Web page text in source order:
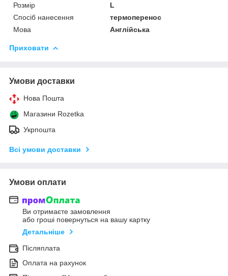
Розмір
L
Спосіб нанесення
термоперенос
Мова
Англійська
Приховати
Умови доставки
Нова Пошта
Магазини Rozetka
Укрпошта
Всі умови доставки
Умови оплати
Ви отримаєте замовлення
або гроші повернуться на вашу картку
Детальніше
Післяплата
Оплата на рахунок